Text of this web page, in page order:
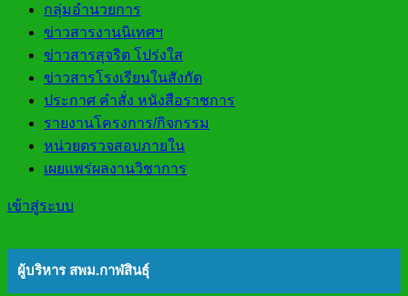
กลุ่มอำนวยการ
ข่าวสารงานนิเทศฯ
ข่าวสารสุจริต โปร่งใส
ข่าวสารโรงเรียนในสังกัด
ประกาศ คำสั่ง หนังสือราชการ
รายงานโครงการ/กิจกรรม
หน่วยตรวจสอบภายใน
เผยแพร่ผลงานวิชาการ
เข้าสู่ระบบ
ผู้บริหาร สพม.กาฬสินธุ์